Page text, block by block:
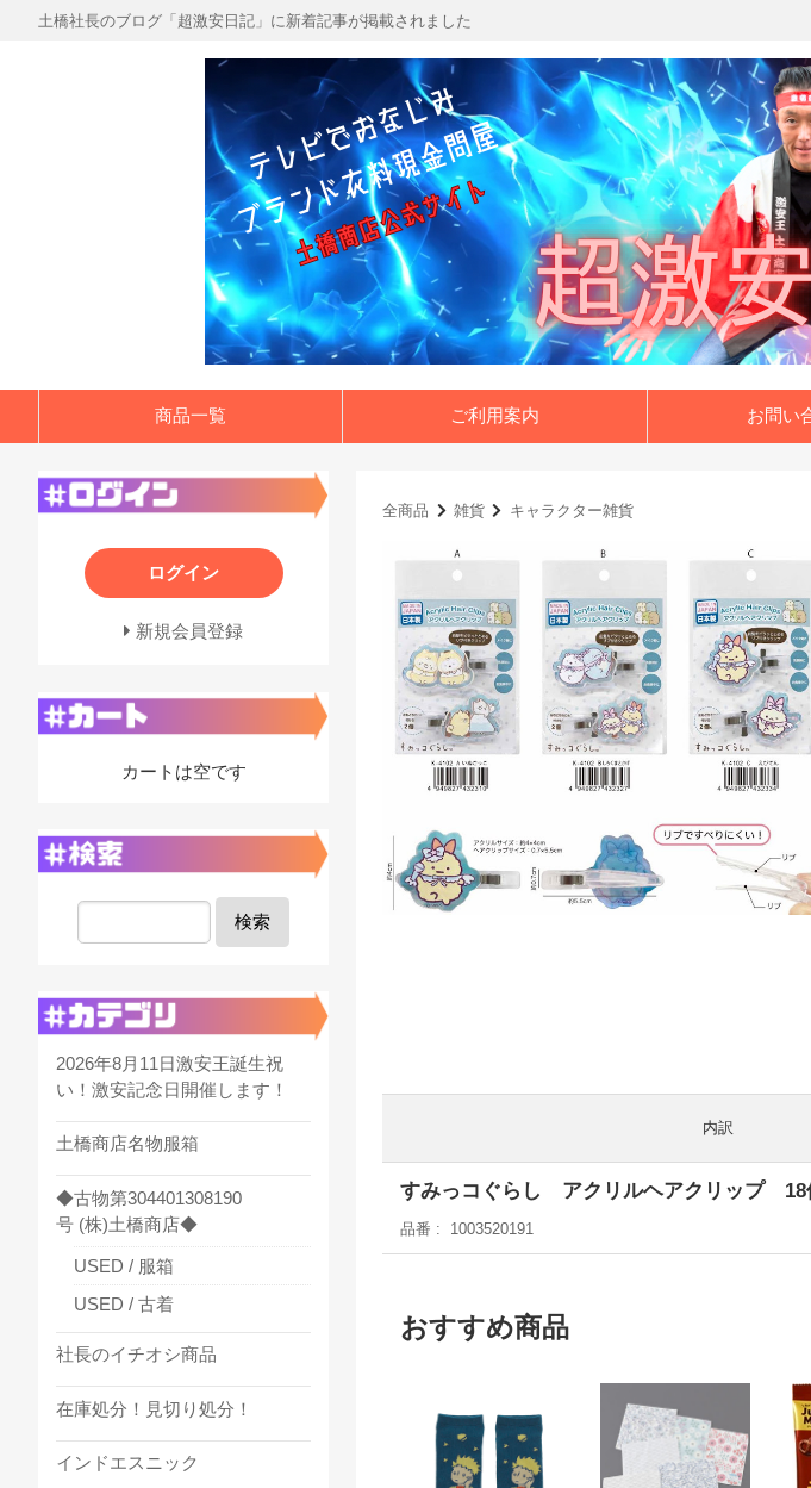
土橋社長のブログ「超激安日記」に新着記事が掲載されました
商品一覧 ご利用案内 お問い
全商品 雑貨 キャラクター雑貨
内訳
すみっコぐらし アクリルヘアクリップ 18
品番 1003520191
おすすめ商品
ログイン
新規会員登録
カートは空です
検索
2026年8月11日激安王誕生祝
い！激安記念日開催します！
土橋商店名物服箱
◆古物第304401308190
号 (株)土橋商店◆
USED / 服箱
USED / 古着
社長のイチオシ商品
在庫処分！見切り処分！
インドエスニック